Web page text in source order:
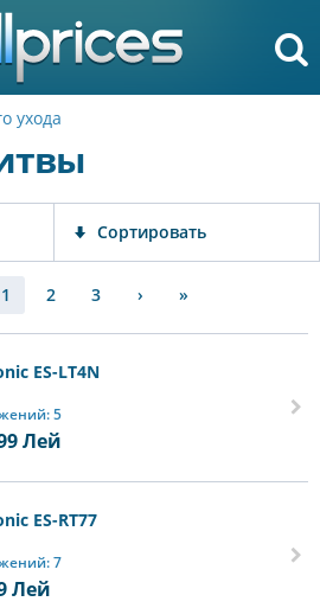
ухода
Сортировать
1 2 3 › »
ES-LT4N
5
Лей
ES-RT77
7
Лей